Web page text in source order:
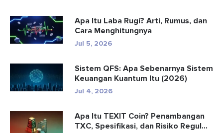
Apa Itu Laba Rugi? Arti, Rumus, dan
Cara Menghitungnya
Jul 5, 2026
Sistem QFS: Apa Sebenarnya Sistem
Keuangan Kuantum Itu (2026)
Jul 4, 2026
Apa Itu TEXIT Coin? Penambangan
TXC, Spesifikasi, dan Risiko Regul...